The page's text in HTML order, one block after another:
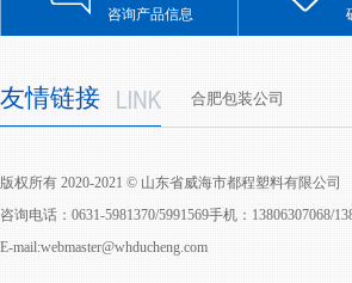
咨询产品信息
友情链接 合肥包装公司
版权所有 2020-2021 © 山东省威海市都程塑料有限公司
咨询电话：0631-5981370/5991569手机：
E-mail:webmaster@whducheng.com